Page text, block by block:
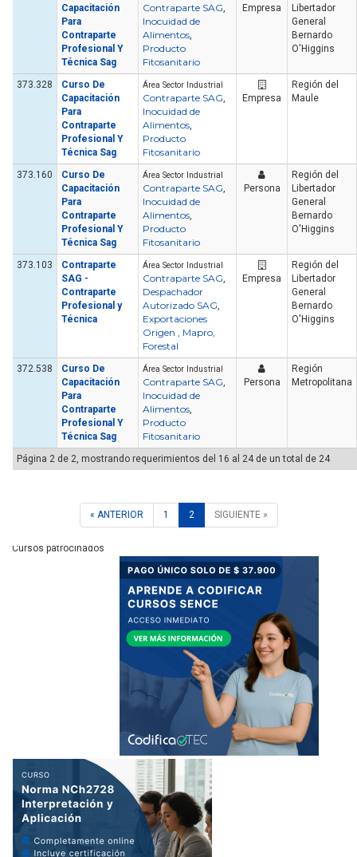
Capacitación
Para
Contraparte
Profesional Y
Técnica Sag
Contraparte SAG,
Inocuidad de
Alimentos,
Producto
Fitosanitario
Empresa
Libertador
General
Bernardo
O'Higgins
373.328
Curso De
Capacitación
Para
Contraparte
Profesional Y
Técnica Sag
Área Sector Industrial
Contraparte SAG,
Inocuidad de
Alimentos,
Producto
Fitosanitario
Empresa
Región del
Maule
373.160
Curso De
Capacitación
Para
Contraparte
Profesional Y
Técnica Sag
Área Sector Industrial
Contraparte SAG,
Inocuidad de
Alimentos,
Producto
Fitosanitario
Persona
Región del
Libertador
General
Bernardo
O'Higgins
373.103
Contraparte
SAG -
Contraparte
Profesional y
Técnica
Área Sector Industrial
Contraparte SAG,
Despachador
Autorizado SAG,
Exportaciones
Origen , Mapro,
Forestal
Empresa
Región del
Libertador
General
Bernardo
O'Higgins
372.538
Curso De
Capacitación
Para
Contraparte
Profesional Y
Técnica Sag
Área Sector Industrial
Contraparte SAG,
Inocuidad de
Alimentos,
Producto
Fitosanitario
Persona
Región
Metropolitana
Página 2 de 2, mostrando requerimientos del 16 al 24 de un total de 24
« ANTERIOR 1 2 SIGUIENTE »
Cursos patrocinados